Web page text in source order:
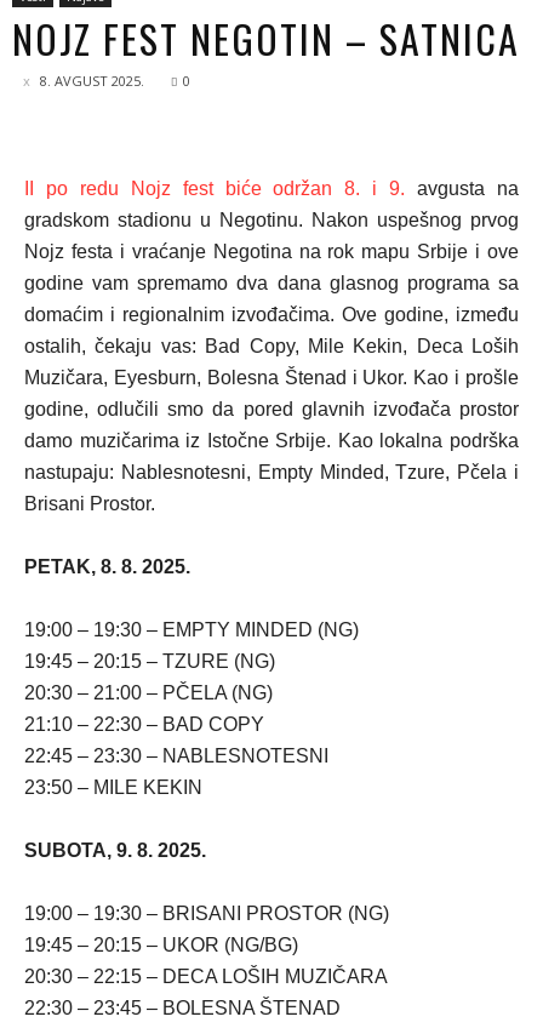
NOJZ FEST NEGOTIN – SATNICA
8. AVGUST 2025. 0
II po redu Nojz fest biće održan 8. i 9. avgusta na
gradskom stadionu u Negotinu. Nakon uspešnog prvog
Nojz festa i vraćanje Negotina na rok mapu Srbije i ove
godine vam spremamo dva dana glasnog programa sa
domaćim i regionalnim izvođačima. Ove godine, između
ostalih, čekaju vas: Bad Copy, Mile Kekin, Deca Loših
Muzičara, Eyesburn, Bolesna Štenad i Ukor. Kao i prošle
godine, odlučili smo da pored glavnih izvođača prostor
damo muzičarima iz Istočne Srbije. Kao lokalna podrška
nastupaju: Nablesnotesni, Empty Minded, Tzure, Pčela i
Brisani Prostor.
PETAK, 8. 8. 2025.
19:00 – 19:30 – EMPTY MINDED (NG)
19:45 – 20:15 – TZURE (NG)
20:30 – 21:00 – PČELA (NG)
21:10 – 22:30 – BAD COPY
22:45 – 23:30 – NABLESNOTESNI
23:50 – MILE KEKIN
SUBOTA, 9. 8. 2025.
19:00 – 19:30 – BRISANI PROSTOR (NG)
19:45 – 20:15 – UKOR (NG/BG)
20:30 – 22:15 – DECA LOŠIH MUZIČARA
22:30 – 23:45 – BOLESNA ŠTENAD